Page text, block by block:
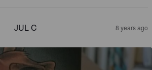
JUL C 8 years ago